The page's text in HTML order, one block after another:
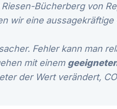
Bücherberg von
wir eine aussagekräftige
Fehler kann man
mit einem
der Wert verändert,